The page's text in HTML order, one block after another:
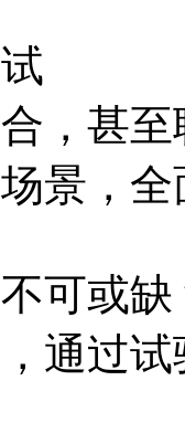
，甚
景，
可或缺
通过